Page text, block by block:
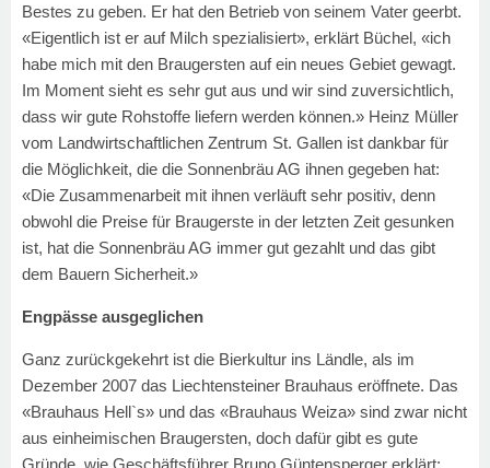
Bestes zu geben. Er hat den Betrieb von seinem Vater geerbt.
«Eigentlich ist er auf Milch spezialisiert», erklärt Büchel, «ich
habe mich mit den Braugersten auf ein neues Gebiet gewagt.
Im Moment sieht es sehr gut aus und wir sind zuversichtlich,
dass wir gute Rohstoffe liefern werden können.» Heinz Müller
vom Landwirtschaftlichen Zentrum St. Gallen ist dankbar für
die Möglichkeit, die die Sonnenbräu AG ihnen gegeben hat:
«Die Zusammenarbeit mit ihnen verläuft sehr positiv, denn
obwohl die Preise für Braugerste in der letzten Zeit gesunken
ist, hat die Sonnenbräu AG immer gut gezahlt und das gibt
dem Bauern Sicherheit.»
Engpässe ausgeglichen
Ganz zurückgekehrt ist die Bierkultur ins Ländle, als im
Dezember 2007 das Liechtensteiner Brauhaus eröffnete. Das
«Brauhaus Hell`s» und das «Brauhaus Weiza» sind zwar nicht
aus einheimischen Braugersten, doch dafür gibt es gute
Gründe, wie Geschäftsführer Bruno Güntensperger erklärt: